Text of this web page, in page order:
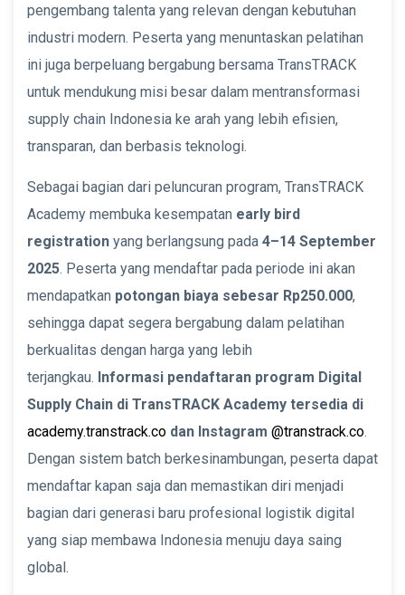
pengembang talenta yang relevan dengan kebutuhan
industri modern. Peserta yang menuntaskan pelatihan
ini juga berpeluang bergabung bersama TransTRACK
untuk mendukung misi besar dalam mentransformasi
supply chain Indonesia ke arah yang lebih efisien,
transparan, dan berbasis teknologi.
Sebagai bagian dari peluncuran program, TransTRACK
Academy membuka kesempatan early bird
registration yang berlangsung pada 4–14 September
2025. Peserta yang mendaftar pada periode ini akan
mendapatkan potongan biaya sebesar Rp250.000,
sehingga dapat segera bergabung dalam pelatihan
berkualitas dengan harga yang lebih
terjangkau. Informasi pendaftaran program Digital
Supply Chain di TransTRACK Academy tersedia di
academy.transtrack.co dan Instagram @transtrack.co.
Dengan sistem batch berkesinambungan, peserta dapat
mendaftar kapan saja dan memastikan diri menjadi
bagian dari generasi baru profesional logistik digital
yang siap membawa Indonesia menuju daya saing
global.